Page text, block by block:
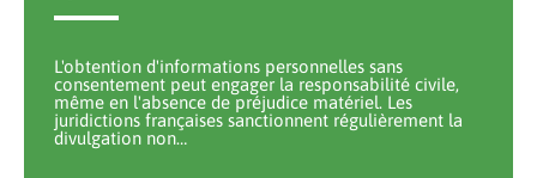
L'obtention d'informations personnelles sans
consentement peut engager la responsabilité civile,
même en l'absence de préjudice matériel. Les
juridictions françaises sanctionnent régulièrement la
divulgation non…